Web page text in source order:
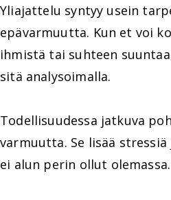
Yliajattelu syntyy usein
epävarmuutta. Kun et voi
ihmistä tai suhteen
sitä analysoimalla.
Todellisuudessa jatkuva
varmuutta. Se lisää
ei alun perin ollut olemassa.